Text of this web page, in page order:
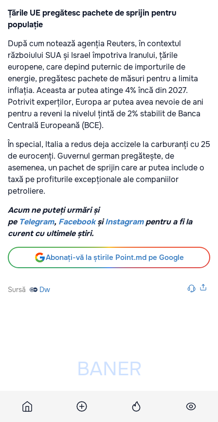
Țările UE pregătesc pachete de sprijin pentru
populație
După cum notează agenția Reuters, în contextul
războiului SUA și Israel împotriva Iranului, țările
europene, care depind puternic de importurile de
energie, pregătesc pachete de măsuri pentru a limita
inflația. Aceasta ar putea atinge 4% încă din 2027.
Potrivit experților, Europa ar putea avea nevoie de ani
pentru a reveni la nivelul țintă de 2% stabilit de Banca
Centrală Europeană (BCE).
În special, Italia a redus deja accizele la carburanți cu 25
de eurocenți. Guvernul german pregătește, de
asemenea, un pachet de sprijin care ar putea include o
taxă pe profiturile excepționale ale companiilor
petroliere.
Acum ne puteți urmări și
pe Telegram, Facebook șiInstagrampentru a fi la
curent cu ultimele știri.
Abonați-vă la știrile Point.md pe Google
Sursă Dw